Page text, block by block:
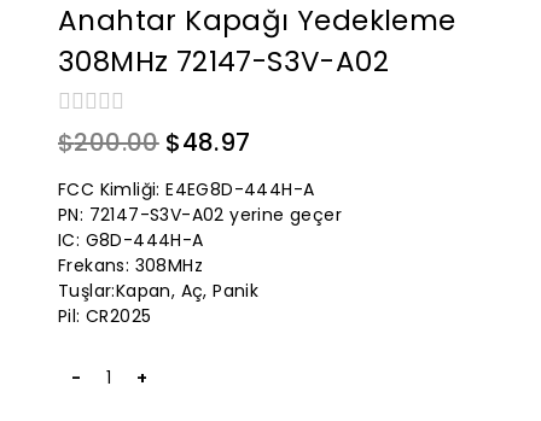
Anahtar Kapağı Yedekleme
308MHz 72147-S3V-A02
0
toplam
üzerinden
$200.00 Orijinal
fiyatı:
$200.00.
$48.97
fiyat:
$48.97.
FCC Kimliği: E4EG8D-444H-A
PN: 72147-S3V-A02 yerine geçer
IC: G8D-444H-A
Frekans: 308MHz
Tuşlar:Kapan, Aç, Panik
Pil: CR2025
2001-
2006